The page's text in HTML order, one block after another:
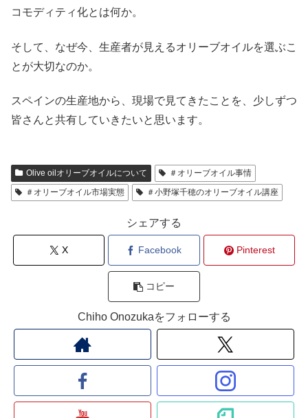
コモディティ化とは何か。
そして、なぜ今、生産者が見えるオリーブオイルを選ぶこ
とが大切なのか。
スペインの生産地から、現場で見てきたことを、少しずつ
皆さんと共有していきたいと思います。
Olive oilオリーブオイルについて
＃オリーブオイル事情
＃オリーブオイル市場実態
＃小野塚千穂のオリーブオイル講座
シェアする
X Facebook Pinterest
コピー
Chiho Onozukaをフォローする